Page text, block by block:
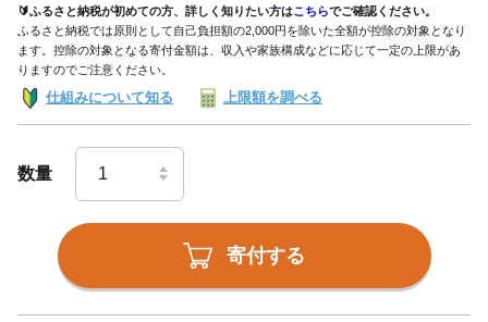
🔰ふるさと納税が初めての方、詳しく知りたい方はこちらでご確認ください。
ふるさと納税では原則として自己負担額の2,000円を除いた全額が控除の対象となり
ます。控除の対象となる寄付金額は、収入や家族構成などに応じて一定の上限があ
りますのでご注意ください。
仕組みについて知る 上限額を調べる
数量
寄付する